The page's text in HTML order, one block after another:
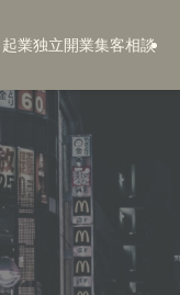
起業独立開業集客相談